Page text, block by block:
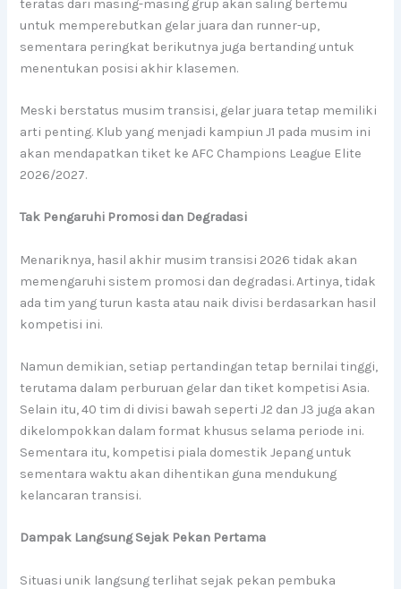
teratas dari masing-masing grup akan saling bertemu
untuk memperebutkan gelar juara dan runner-up,
sementara peringkat berikutnya juga bertanding untuk
menentukan posisi akhir klasemen.
Meski berstatus musim transisi, gelar juara tetap memiliki
arti penting. Klub yang menjadi kampiun J1 pada musim ini
akan mendapatkan tiket ke AFC Champions League Elite
2026/2027.
Tak Pengaruhi Promosi dan Degradasi
Menariknya, hasil akhir musim transisi 2026 tidak akan
memengaruhi sistem promosi dan degradasi. Artinya, tidak
ada tim yang turun kasta atau naik divisi berdasarkan hasil
kompetisi ini.
Namun demikian, setiap pertandingan tetap bernilai tinggi,
terutama dalam perburuan gelar dan tiket kompetisi Asia.
Selain itu, 40 tim di divisi bawah seperti J2 dan J3 juga akan
dikelompokkan dalam format khusus selama periode ini.
Sementara itu, kompetisi piala domestik Jepang untuk
sementara waktu akan dihentikan guna mendukung
kelancaran transisi.
Dampak Langsung Sejak Pekan Pertama
Situasi unik langsung terlihat sejak pekan pembuka